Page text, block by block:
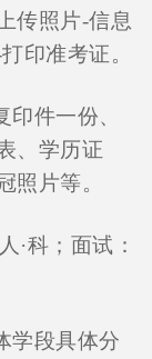
传照片-信息
印准考证。
件一份、
、学历证
照片等。
·科；面试：
学段具体分